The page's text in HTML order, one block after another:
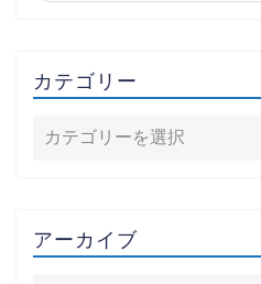
カテゴリー
アーカイブ